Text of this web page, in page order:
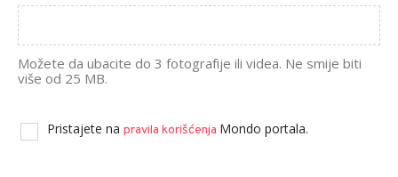
Možete da ubacite do 3 fotografije ili videa. Ne smije biti
više od 25 MB.
Pristajete na pravila korišćenja Mondo portala.